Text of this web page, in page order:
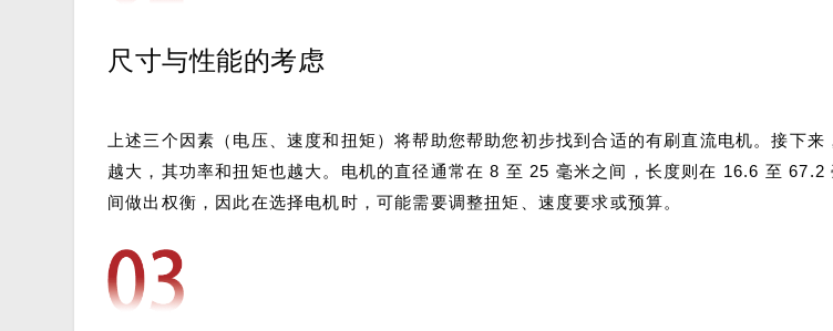
尺寸与性能的考虑
上述三个因素（电压、速度和扭矩）将帮助您帮助您初步找到合适的有刷直流电机。接下
越大，其功率和扭矩也越大。电机的直径通常在 8 至 25 毫米之间，长度则在 16.6 至
间做出权衡，因此在选择电机时，可能需要调整扭矩、速度要求或预算。